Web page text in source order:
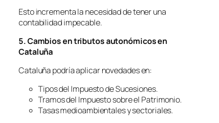
Esto incrementa la necesidad de tener una
contabilidad impecable.
5. Cambios en tributos autonómicos en
Cataluña
Cataluña podría aplicar novedades en:
Tipos del Impuesto de Sucesiones.
Tramos del Impuesto sobre el Patrimonio.
Tasas medioambientales y sectoriales.